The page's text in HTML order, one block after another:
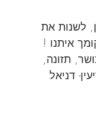
לשנות את
איתנו !
תזונה,
דניאל